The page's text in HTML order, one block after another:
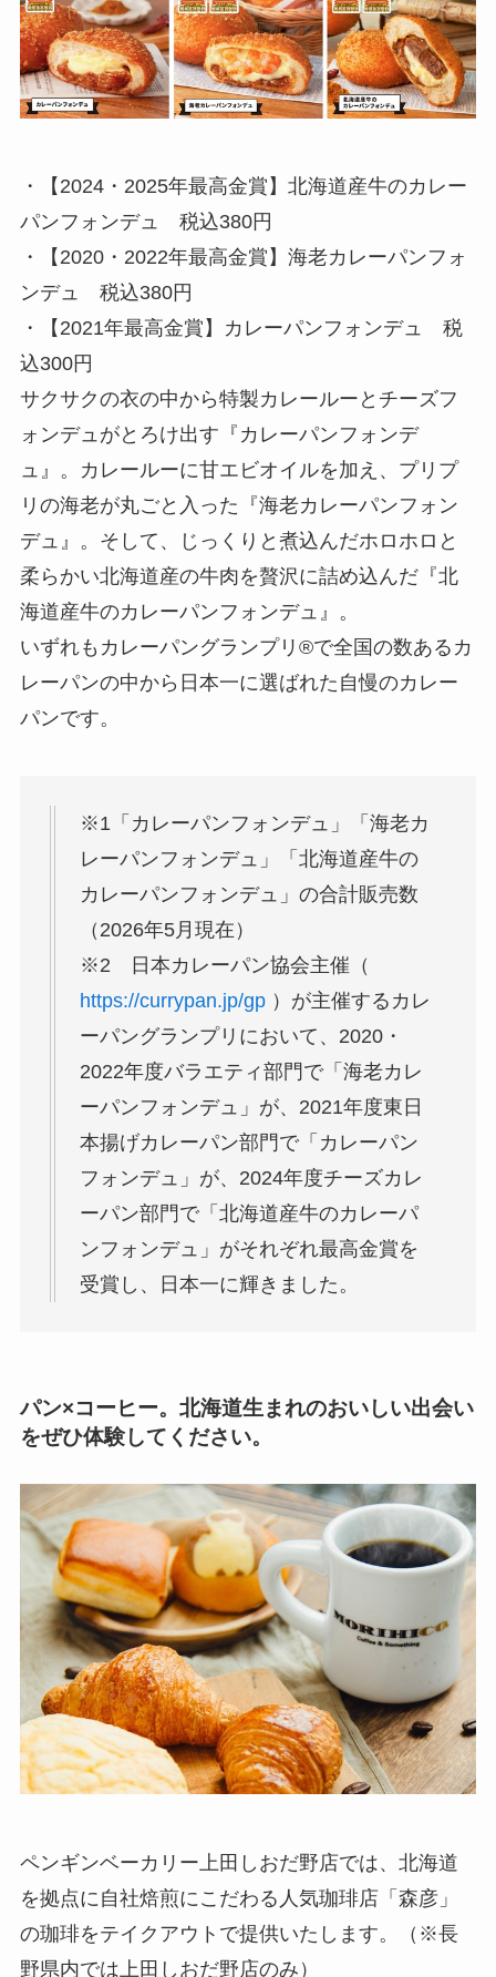
・【2024・2025年最高金賞】北海道産牛のカレー
パンフォンデュ 税込380円
・【2020・2022年最高金賞】海老カレーパンフォ
ンデュ 税込380円
・【2021年最高金賞】カレーパンフォンデュ 税
込300円
サクサクの衣の中から特製カレールーとチーズフ
ォンデュがとろけ出す『カレーパンフォンデ
ュ』。カレールーに甘エビオイルを加え、プリプ
リの海老が丸ごと入った『海老カレーパンフォン
デュ』。そして、じっくりと煮込んだホロホロと
柔らかい北海道産の牛肉を贅沢に詰め込んだ『北
海道産牛のカレーパンフォンデュ』。
いずれもカレーパングランプリ®で全国の数あるカ
レーパンの中から日本一に選ばれた自慢のカレー
パンです。
※1「カレーパンフォンデュ」「海老カ
レーパンフォンデュ」「北海道産牛の
カレーパンフォンデュ」の合計販売数
（2026年5月現在）
※2 日本カレーパン協会主催（
https://currypan.jp/gp）が主催するカレ
ーパングランプリにおいて、2020・
2022年度バラエティ部門で「海老カレ
ーパンフォンデュ」が、2021年度東日
本揚げカレーパン部門で「カレーパン
フォンデュ」が、2024年度チーズカレ
ーパン部門で「北海道産牛のカレーパ
ンフォンデュ」がそれぞれ最高金賞を
受賞し、日本一に輝きました。
パン×コーヒー。北海道生まれのおいしい出会い
をぜひ体験してください。
ペンギンベーカリー上田しおだ野店では、北海道
を拠点に自社焙煎にこだわる人気珈琲店「森彦」
の珈琲をテイクアウトで提供いたします。（※長
野県内では上田しおだ野店のみ）